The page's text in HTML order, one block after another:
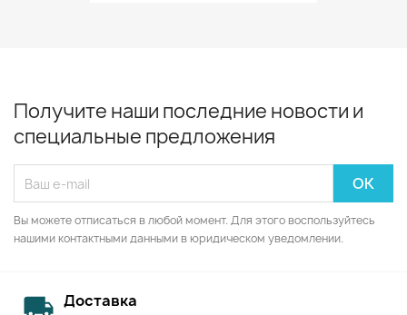
Получите наши последние новости и
специальные предложения
Вы можете отписаться в любой момент. Для этого воспользуйтесь
нашими контактными данными в юридическом уведомлении.
Доставка